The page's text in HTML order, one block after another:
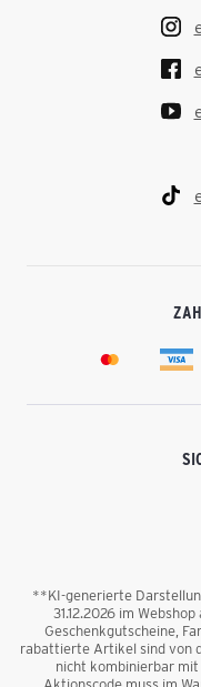
**KI-generierte
31.12.2026 im
Geschenkgutscheine,
rabattierte Artikel sind von
nicht kombinierbar